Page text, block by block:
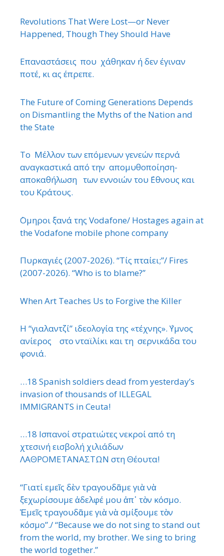
Revolutions That Were Lost—or Never
Happened, Though They Should Have
Επαναστάσεις που χάθηκαν ή δεν έγιναν
ποτέ, κι ας έπρεπε.
The Future of Coming Generations Depends
on Dismantling the Myths of the Nation and
the State
Το Μέλλον των επόμενων γενεών περνά
αναγκαστικά από την απομυθοποίηση-
αποκαθήλωση των εννοιών του ΄Εθνους και
του Κράτους.
΄Ομηροι ξανά της Vodafone/ Hostages again at
the Vodafone mobile phone company
Πυρκαγιές (2007-2026). “Τίς πταίει;”/ Fires
(2007-2026). “Who is to blame?”
When Art Teaches Us to Forgive the Killer
Η “γιαλαντζί” ιδεολογία της «τέχνης». ΄Υμνος
ανίερος στο νταϊλίκι και τη σερνικάδα του
φονιά.
…18 Spanish soldiers dead from yesterday’s
invasion of thousands of ILLEGAL
IMMIGRANTS in Ceuta!
…18 Ισπανοί στρατιώτες νεκροί από τη
χτεσινή εισβολή χιλιάδων
ΛΑΘΡΟΜΕΤΑΝΑΣΤΩΝ στη Θέουτα!
“Γιατί εμεῖς δὲν τραγουδᾶμε γιὰ νὰ
ξεχωρίσουμε ἀδελφέ μου ἀπ᾿ τὸν κόσμο.
Ἐμεῖς τραγουδᾶμε γιὰ νὰ σμίξουμε τὸν
κόσμο”./ “Because we do not sing to stand out
from the world, my brother. We sing to bring
the world together.”